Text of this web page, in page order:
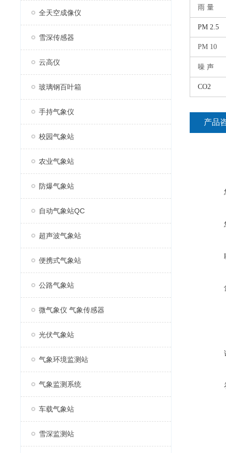
全天空成像仪
雪深传感器
云高仪
玻璃钢百叶箱
手持气象仪
校园气象站
农业气象站
防爆气象站
自动气象站QC
超声波气象站
便携式气象站
公路气象站
微气象仪 气象传感器
光伏气象站
气象环境监测站
气象监测系统
车载气象站
雪深监测站
雨 量
PM 2.5
PM 10
噪 声
CO2
产品